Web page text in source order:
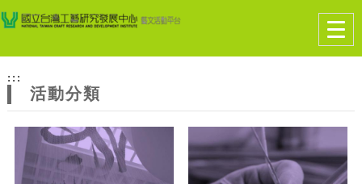
網
站
主
題
跳到主要內容
網站導覽
:::
活動分類